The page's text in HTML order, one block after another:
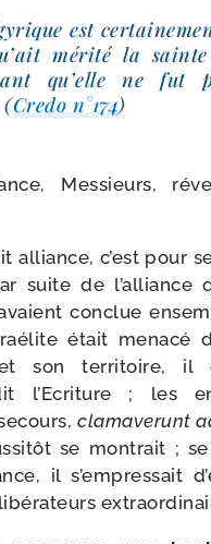
est
méri­té la
qu’elle ne fut
(Credo n°174)
Messieurs,
alliance, c’est pour
suite de l’al­liance
conclue
était mena­cé
et son ter­ri­toire, il
l’Ecriture ; les
cla­ma­ve­runt
se mon­trait ;
il s’empressait